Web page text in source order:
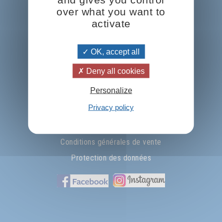
Prosveta international
La pensée du jour
Télécharger le catalogue
Nos parutions les plus récentes
Catalogue autres langues
Conditions générales de vente
Protection des données
over what you want to
activate
OK, accept all
Deny all cookies
Personalize
Privacy policy